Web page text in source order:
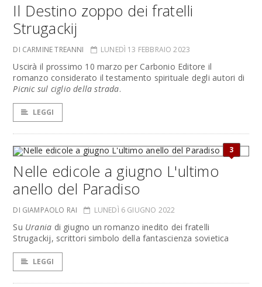
Il Destino zoppo dei fratelli
Strugackij
DI CARMINE TREANNI LUNEDÌ 13 FEBBRAIO 2023
Uscirà il prossimo 10 marzo per Carbonio Editore il
romanzo considerato il testamento spirituale degli autori di
Picnic sul ciglio della strada.
LEGGI
3
Nelle edicole a giugno L'ultimo
anello del Paradiso
DI GIAMPAOLO RAI LUNEDÌ 6 GIUGNO 2022
Su Urania di giugno un romanzo inedito dei fratelli
Strugackij, scrittori simbolo della fantascienza sovietica
LEGGI